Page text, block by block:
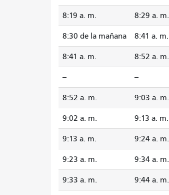
8:19 a. m. 8:29 a. m.
8:30 de la mañana 8:41 a. m.
8:41 a. m. 8:52 a. m.
-- --
8:52 a. m. 9:03 a. m.
9:02 a. m. 9:13 a. m.
9:13 a. m. 9:24 a. m.
9:23 a. m. 9:34 a. m.
9:33 a. m. 9:44 a. m.